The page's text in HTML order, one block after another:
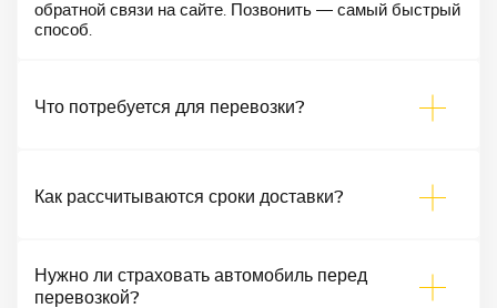
обратной связи на сайте. Позвонить — самый быстрый
способ.
Что потребуется для перевозки?
Как рассчитываются сроки доставки?
Нужно ли страховать автомобиль перед
перевозкой?